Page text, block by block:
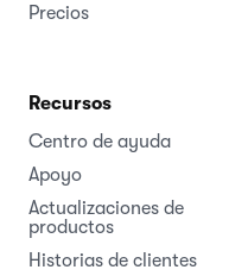
Precios
Recursos
Centro de ayuda
Apoyo
Actualizaciones de
productos
Historias de clientes